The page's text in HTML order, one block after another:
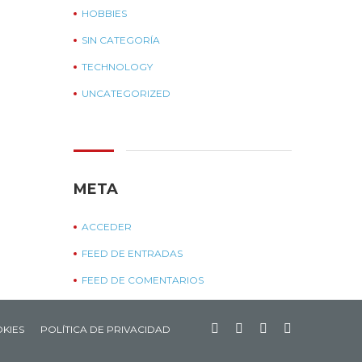
HOBBIES
SIN CATEGORÍA
TECHNOLOGY
UNCATEGORIZED
META
ACCEDER
FEED DE ENTRADAS
FEED DE COMENTARIOS
POLÍTICA DE PRIVACIDAD